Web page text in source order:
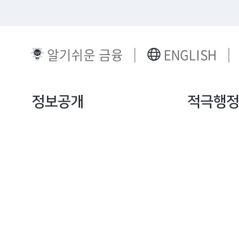
알기쉬운 금융 ENGLISH
정보공개 적극행정